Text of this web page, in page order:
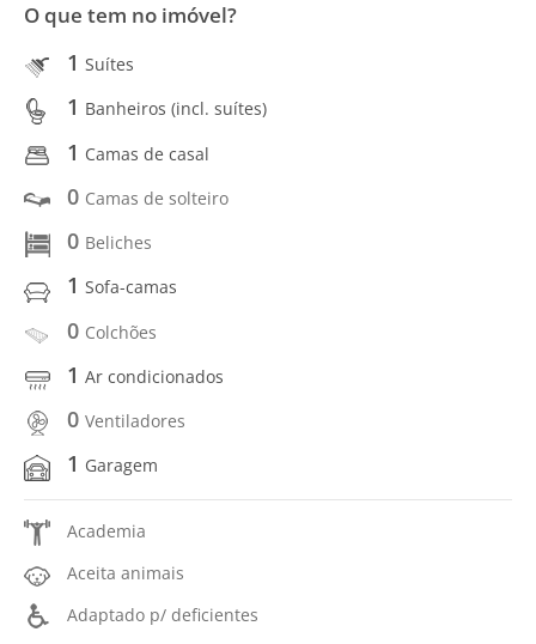
O que tem no imóvel?
1 Suítes
1 Banheiros (incl. suítes)
1 Camas de casal
0 Camas de solteiro
0 Beliches
1 Sofa-camas
0 Colchões
1 Ar condicionados
0 Ventiladores
1 Garagem
Academia
Aceita animais
Adaptado p/ deficientes